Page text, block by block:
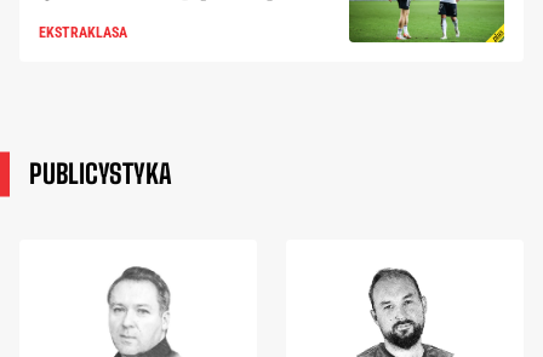
EKSTRAKLASA
PUBLICYSTYKA